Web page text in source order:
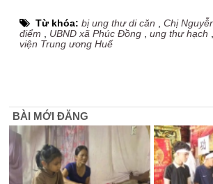
Từ khóa:bị ung thư di căn ,Chị
điểm
UBND xã Phúc Đồng ,ung thư hạch
viện Trung ương Huế
BÀI MỚI ĐĂNG